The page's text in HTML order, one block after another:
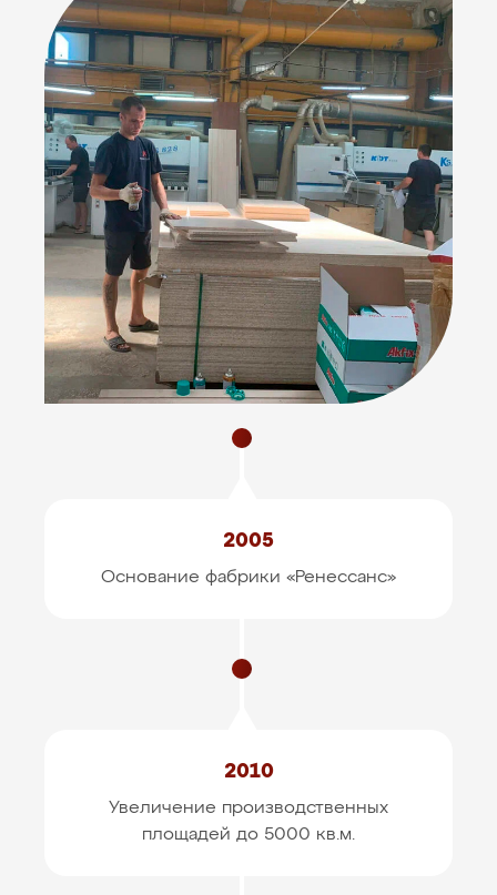
2005
Основание фабрики «Ренессанс»
2010
Увеличение производственных
площадей до 5000 кв.м.